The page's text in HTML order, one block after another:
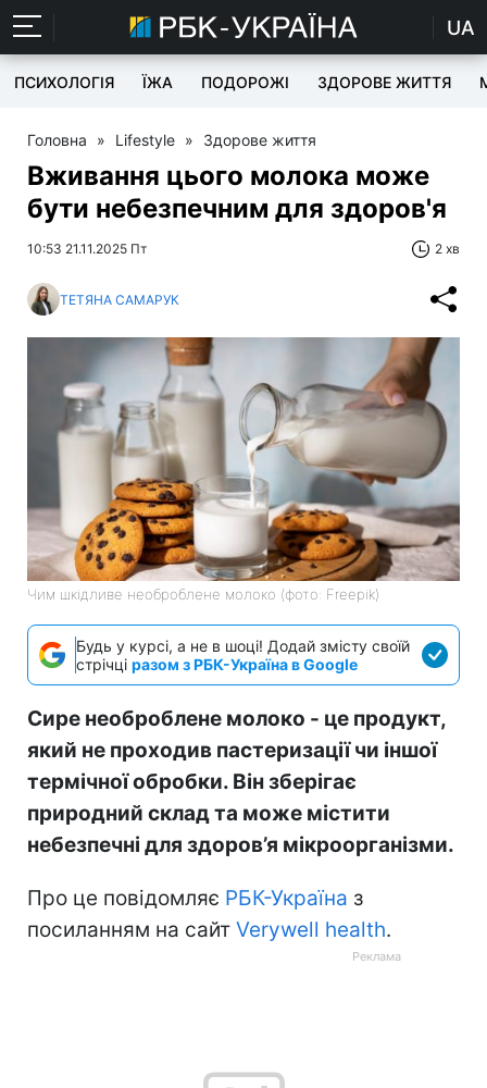
UA
ПСИХОЛОГІЯ ЇЖА ПОДОРОЖІ ЗДОРОВЕ ЖИТТЯ
Головна » Lifestyle » Здорове життя
Вживання цього молока може
бути небезпечним для здоров'я
10:53 21.11.2025 Пт 2 хв
ТЕТЯНА САМАРУК
Чим шкідливе необроблене молоко (фото: Freepik)
Будь у курсі, а не в шоці! Додай змісту своїй
стрічці разом з РБК-Україна в Google
Сире необроблене молоко - це продукт,
який не проходив пастеризації чи іншої
термічної обробки. Він зберігає
природний склад та може містити
небезпечні для здоров’я мікроорганізми.
Про це повідомляє РБК-Україна з
посиланням на сайт Verywell health.